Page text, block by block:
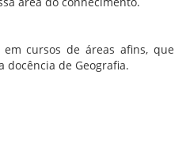
cursos de áreas afins, que
de Geografia.